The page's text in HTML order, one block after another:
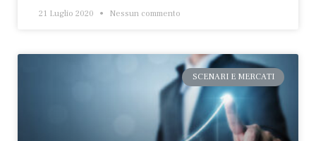
21 Luglio 2020 Nessun commento
SCENARI E MERCATI